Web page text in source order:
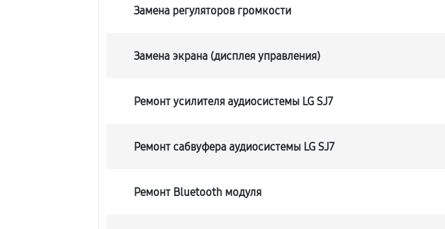
Замена регуляторов громкости
Замена экрана (дисплея управления)
Ремонт усилителя аудиосистемы LG SJ7
Ремонт сабвуфера аудиосистемы LG SJ7
Ремонт Bluetooth модуля